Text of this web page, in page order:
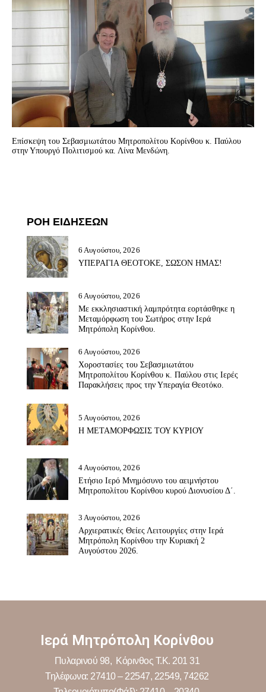
Επίσκεψη του Σεβασμιωτάτου Μητροπολίτου Κορίνθου κ. Παύλου
στην Υπουργό Πολιτισμού κα. Λίνα Μενδώνη.
ΡΟΗ ΕΙΔΗΣΕΩΝ
6 Αυγούστου, 2026
ΥΠΕΡΑΓΙΑ ΘΕΟΤΟΚΕ, ΣΩΣΟΝ ΗΜΑΣ!
6 Αυγούστου, 2026
Με εκκλησιαστική λαμπρότητα εορτάσθηκε η
Μεταμόρφωση του Σωτήρος στην Ιερά
Μητρόπολη Κορίνθου.
6 Αυγούστου, 2026
Χοροστασίες του Σεβασμιωτάτου
Μητροπολίτου Κορίνθου κ. Παύλου στις Ιερές
Παρακλήσεις προς την Υπεραγία Θεοτόκο.
5 Αυγούστου, 2026
Η ΜΕΤΑΜΟΡΦΩΣΙΣ ΤΟΥ ΚΥΡΙΟΥ
4 Αυγούστου, 2026
Ετήσιο Ιερό Μνημόσυνο του αειμνήστου
Μητροπολίτου Κορίνθου κυρού Διονυσίου Δ΄.
3 Αυγούστου, 2026
Αρχιερατικές Θείες Λειτουργίες στην Ιερά
Μητρόπολη Κορίνθου την Κυριακή 2
Αυγούστου 2026.
Ιερά Μητρόπολη Κορίνθου
Πυλαρινού 98, Κόρινθος Τ.Κ. 201 31
Τηλέφωνα: 27410 – 22547, 22549, 74262